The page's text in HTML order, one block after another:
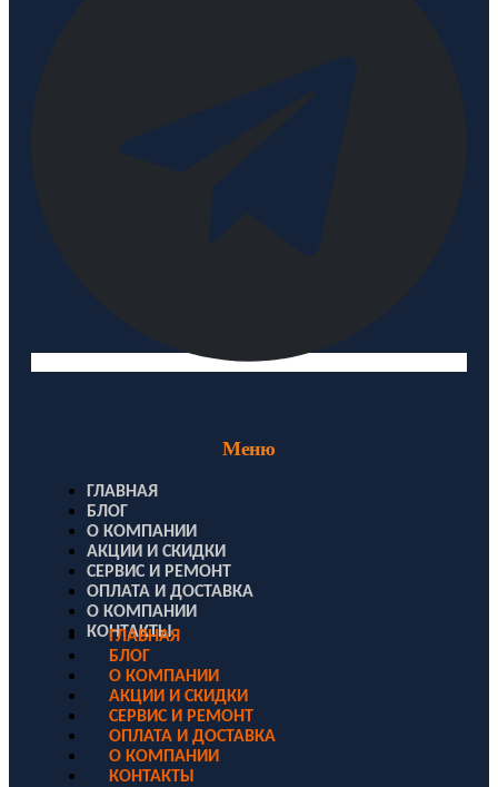
Меню
ГЛАВНАЯ
БЛОГ
О КОМПАНИИ
АКЦИИ И СКИДКИ
СЕРВИС И РЕМОНТ
ОПЛАТА И ДОСТАВКА
О КОМПАНИИ
КОНТАКТЫ
ГЛАВНАЯ
БЛОГ
О КОМПАНИИ
АКЦИИ И СКИДКИ
СЕРВИС И РЕМОНТ
ОПЛАТА И ДОСТАВКА
О КОМПАНИИ
КОНТАКТЫ